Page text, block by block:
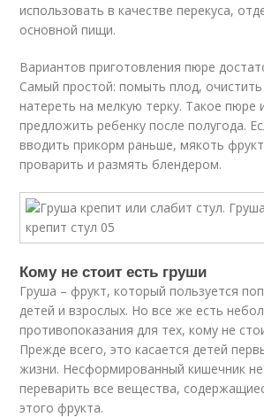
использовать в качестве перекуса,
основной пищи.
Вариантов приготовления пюре
Самый простой: помыть плод,
натереть на мелкую терку. Такое пюре
предложить ребенку после полугода.
вводить прикорм раньше, мякоть
проварить и размять блендером.
Кому не стоит есть груши
Груша – фрукт, который пользуется
детей и взрослых. Но все же есть
противопоказания для тех, кому не
Прежде всего, это касается детей
жизни. Несформированный кишечник
переварить все вещества,
этого фрукта.